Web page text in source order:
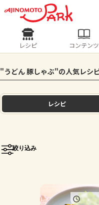
ログイン
ログイン
ホーム
トーク
レシピ
人気の食材・レシピ
きゅうり なす
レシピ コンテンツ
"うどん 豚しゃぶ"の人気レシ
レシピ
絞り込み